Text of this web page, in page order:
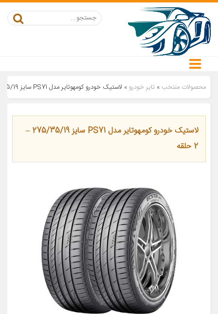
محصولات منتخب » تایر خودرو » لاستیک خودرو کومهوتایر مدل PS71 سایز 275/35/19 – 2 حلقه
لاستیک خودرو کومهوتایر مدل PS71 سایز 275/35/19 –
2 حلقه